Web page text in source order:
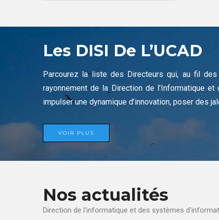
Les DISI De L’UCAD
Parcourez la liste des Directeurs qui, au fil
rayonnement de la Direction de l’Informatique et
impulser une dynamique d’innovation, poser des
VOIR PLUS
Nos actualités
Direction de l'informatique et des systèmes